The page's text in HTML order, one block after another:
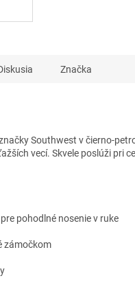
Značka
Southwest v čierno-
vecí. Skvele poslúži pri
pohodlné nosenie v ruke
zámočkom